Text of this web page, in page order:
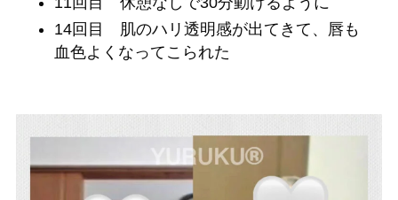
14回目 肌のハリ透明感が出てきて、唇も
血色よくなってこられた